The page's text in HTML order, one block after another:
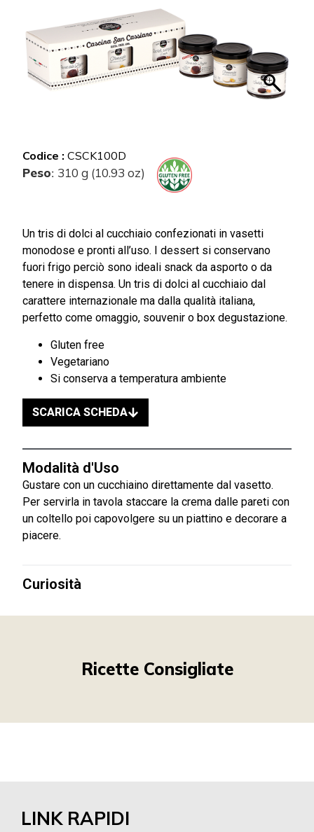
Codice : CSCK100D
Peso: 310 g (10.93 oz)
Un tris di dolci al cucchiaio confezionati in vasetti
monodose e pronti all’uso. I dessert si conservano
fuori frigo perciò sono ideali snack da asporto o da
tenere in dispensa. Un tris di dolci al cucchiaio dal
carattere internazionale ma dalla qualità italiana,
perfetto come omaggio, souvenir o box degustazione.
Gluten free
Vegetariano
Si conserva a temperatura ambiente
SCARICA SCHEDA
Modalità d'Uso
Gustare con un cucchiaino direttamente dal vasetto.
Per servirla in tavola staccare la crema dalle pareti con
un coltello poi capovolgere su un piattino e decorare a
piacere.
Curiosità
Ricette Consigliate
LINK RAPIDI